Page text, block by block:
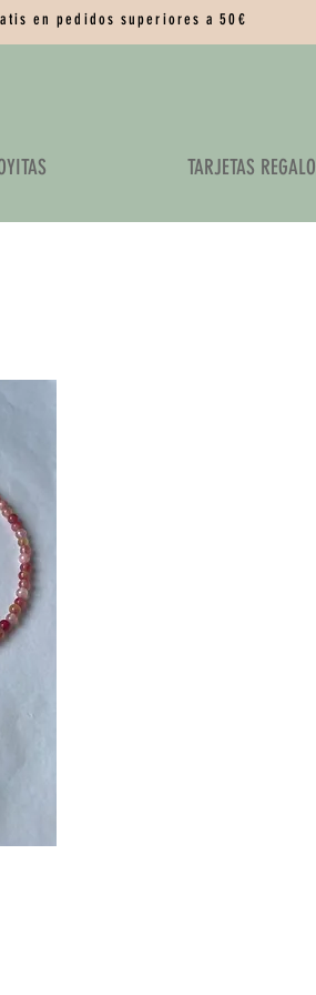
en pedidos superiores a 50€
TARJETAS REGALO